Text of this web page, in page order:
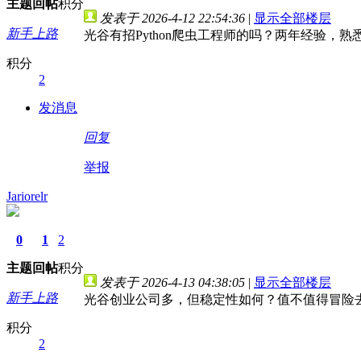
主题回帖积分
新手上路
积分
2
发消息
发表于 2026-4-12 22:54:36 | 显示全部楼层
光谷有招Python爬虫工程师的吗？两年经验，熟
回复
举报
Jariorelr
0
主题
1
回帖
2
积分
新手上路
积分
2
发表于 2026-4-13 04:38:05 | 显示全部楼层
光谷创业公司多，但稳定性如何？值不值得冒险